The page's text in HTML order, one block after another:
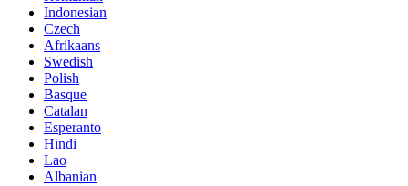
Indonesian
Czech
Afrikaans
Swedish
Polish
Basque
Catalan
Esperanto
Hindi
Lao
Albanian